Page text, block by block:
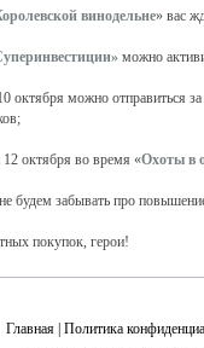
винодельне» вас
можно
октября можно отправиться
12 октября во время «Охоты в
будем забывать про
покупок, герои!
Главная Политика